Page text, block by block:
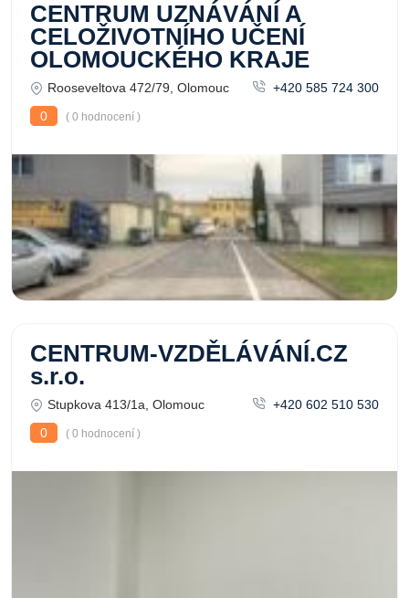
CENTRUM UZNÁVÁNÍ A
CELOŽIVOTNÍHO UČENÍ
OLOMOUCKÉHO KRAJE
Rooseveltova 472/79, Olomouc
+420 585 724 300
0
( 0 hodnocení )
CENTRUM-VZDĚLÁVÁNÍ.CZ
s.r.o.
Stupkova 413/1a, Olomouc
+420 602 510 530
0
( 0 hodnocení )